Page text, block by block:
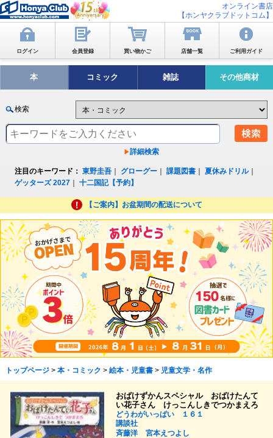
オンライン書店
【ホンヤクラブドットコム】
ログイン 会員登録 買い物かご 店舗一覧 ご利用ガイド
本 コミック 雑誌 その他商材
検索
詳細検索
注目のキーワード： 東野圭吾 グローグー ｜課題図書 ｜夏休みドリル｜
ゲッターズ 2027 ｜十二国記【予約】
【ご案内】お盆期間の配送について
トップページ> 本・コミック > 絵本・児童書> 児童文学・名作
おばけずかんスペシャル おばけたんて
い花子さん けっこんしきでつかまえろ
どうわがいっぱい １６１
講談社
斉藤洋
宮本えつよし